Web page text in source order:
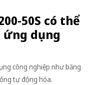
50S có thể
dụng
công nghiệp như băng
tự động hóa.